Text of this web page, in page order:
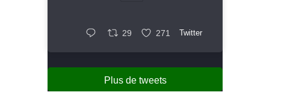
29 271 Twitter
Plus de tweets